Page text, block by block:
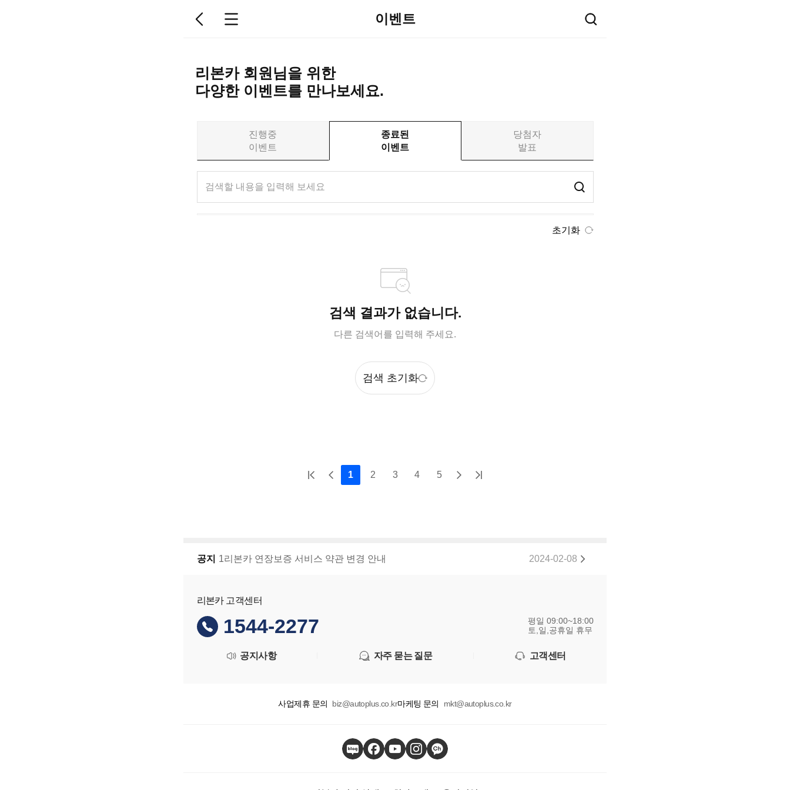
이벤트
리본카 회원님을 위한
다양한 이벤트를 만나보세요.
진행중
이벤트
종료된
이벤트
당첨자
발표
초기화
검색 결과가 없습니다.
다른 검색어를 입력해 주세요.
검색 초기화
1 2 3 4 5
공지 1리본카 연장보증 서비스 약관 변경 안내 2024-02-08
리본카 고객센터
1544-2277
평일 09:00~18:00
토,일,공휴일 휴무
공지사항 자주 묻는 질문 고객센터
사업제휴 문의 biz@autoplus.co.kr마케팅 문의 mkt@autoplus.co.kr